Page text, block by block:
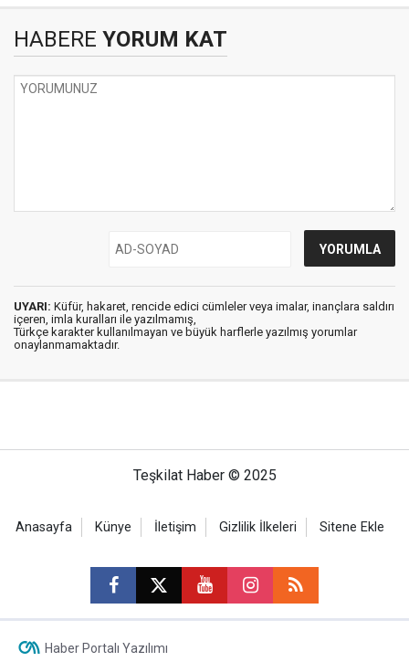
HABERE YORUM KAT
UYARI: Küfür, hakaret, rencide edici cümleler veya imalar, inançlara saldırı
içeren, imla kuralları ile yazılmamış,
Türkçe karakter kullanılmayan ve büyük harflerle yazılmış yorumlar
onaylanmamaktadır.
Teşkilat Haber © 2025
Anasayfa Künye İletişim Gizlilik İlkeleri Sitene Ekle
Haber Portalı Yazılımı